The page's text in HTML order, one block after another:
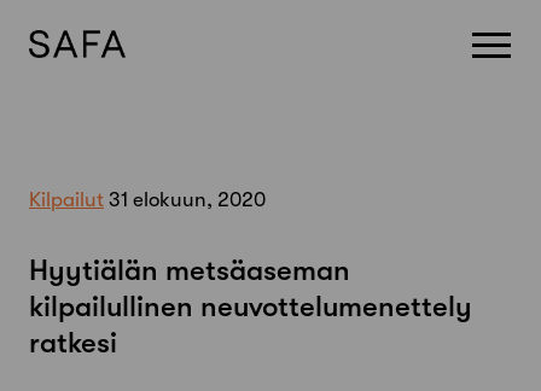
Kilpailut 31 elokuun, 2020
Hyytiälän metsäaseman
kilpailullinen neuvottelumenettely
ratkesi